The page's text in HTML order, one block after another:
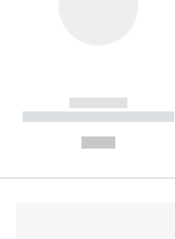
------------
----------- ----------- --------